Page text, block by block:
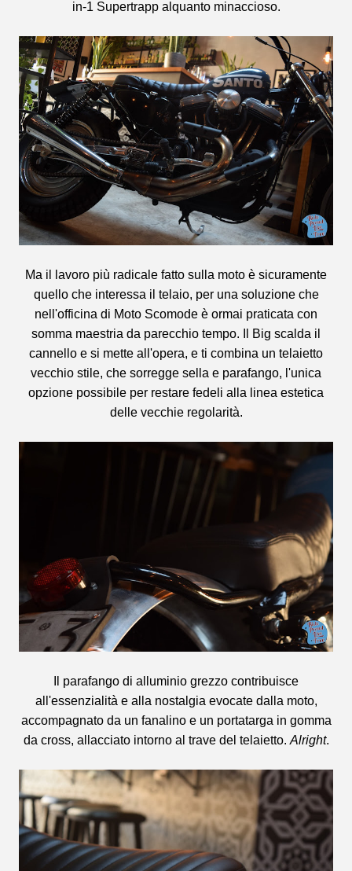
in-1 Supertrapp alquanto minaccioso.
Ma il lavoro più radicale fatto sulla moto è sicuramente
quello che interessa il telaio, per una soluzione che
nell'officina di Moto Scomode è ormai praticata con
somma maestria da parecchio tempo. Il Big scalda il
cannello e si mette all'opera, e ti combina un telaietto
vecchio stile, che sorregge sella e parafango, l'unica
opzione possibile per restare fedeli alla linea estetica
delle vecchie regolarità.
Il parafango di alluminio grezzo contribuisce
all'essenzialità e alla nostalgia evocate dalla moto,
accompagnato da un fanalino e un portatarga in gomma
da cross, allacciato intorno al trave del telaietto. Alright.